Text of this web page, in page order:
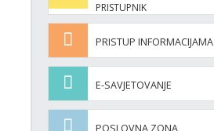
PRISTUPNIK
PRISTUP INFORMACIJAMA
E-SAVJETOVANJE
POSLOVNA ZONA